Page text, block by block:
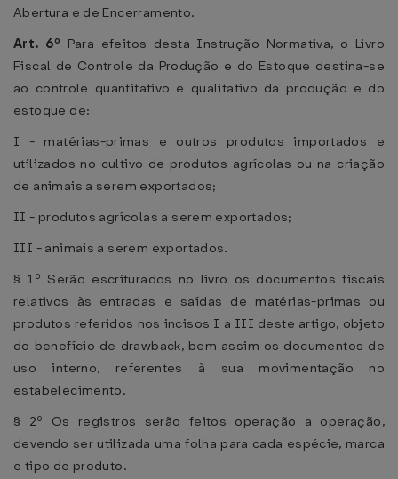
Abertura e de Encerramento.
Art. 6º Para efeitos desta Instrução Normativa, o Livro
Fiscal de Controle da Produção e do Estoque destina-se
ao controle quantitativo e qualitativo da produção e do
estoque de:
I - matérias-primas e outros produtos importados e
utilizados no cultivo de produtos agrícolas ou na criação
de animais a serem exportados;
II - produtos agrícolas a serem exportados;
III - animais a serem exportados.
§ 1º Serão escriturados no livro os documentos fiscais
relativos às entradas e saídas de matérias-primas ou
produtos referidos nos incisos I a III deste artigo, objeto
do benefício de drawback, bem assim os documentos de
uso interno, referentes à sua movimentação no
estabelecimento.
§ 2º Os registros serão feitos operação a operação,
devendo ser utilizada uma folha para cada espécie, marca
e tipo de produto.